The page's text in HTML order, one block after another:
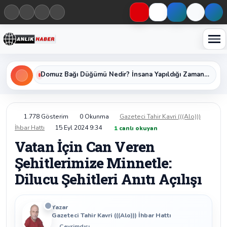
Haberleri keşfet
Üniversiteye Geçişin Anahtarı YKS Nedir, Başvuru Şartları ve Sınav Oturumları Nelerdir?
1.778 Gösterim 0 Okunma
Gazeteci Tahir Kavri (((Alo)))
İhbar Hattı
15 Eyl 2024 9:34 1 canlı okuyan
Vatan İçin Can Veren
Şehitlerimize Minnetle:
Dilucu Şehitleri Anıtı Açılışı
Yazar
Gazeteci Tahir Kavri (((Alo))) İhbar Hattı